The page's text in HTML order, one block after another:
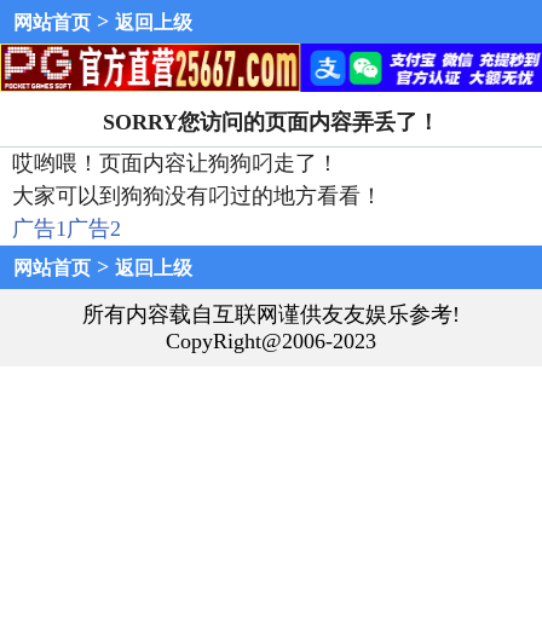
网站首页 > 返回上级
SORRY您访问的页面内容弄丢了！
哎哟喂！页面内容让狗狗叼走了！
大家可以到狗狗没有叼过的地方看看！
广告1广告2
网站首页 > 返回上级
所有内容载自互联网谨供友友娱乐参考!
CopyRight@2006-2023